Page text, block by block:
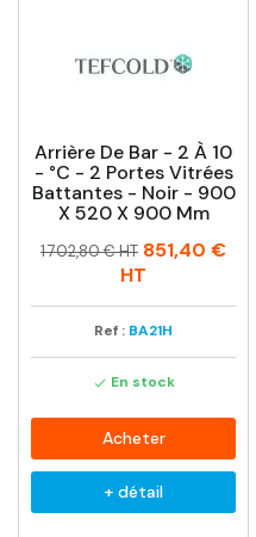
Arrière De Bar - 2 À 10
- °C - 2 Portes Vitrées
Battantes - Noir - 900
X 520 X 900 Mm
Prix
Prix
1 702,80 € HT 851,40 €
HT
Ref : BA21H
 En stock
Acheter
+ détail